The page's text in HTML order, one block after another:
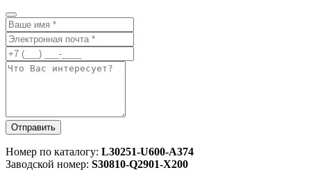
Отправить
Номер по каталогу: L30251-U600-A374
Заводской номер: S30810-Q2901-X200